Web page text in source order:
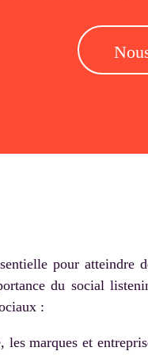
pour atteindre
du social
:
marques et